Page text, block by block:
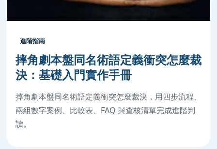
進階指南
摔角劇本盤同名術語定義衝突怎麼裁
決：基礎入門實作手冊
摔角劇本盤同名術語定義衝突怎麼裁決，用四步流程、
兩組數字案例、比較表、FAQ 與查核清單完成進階判
讀。